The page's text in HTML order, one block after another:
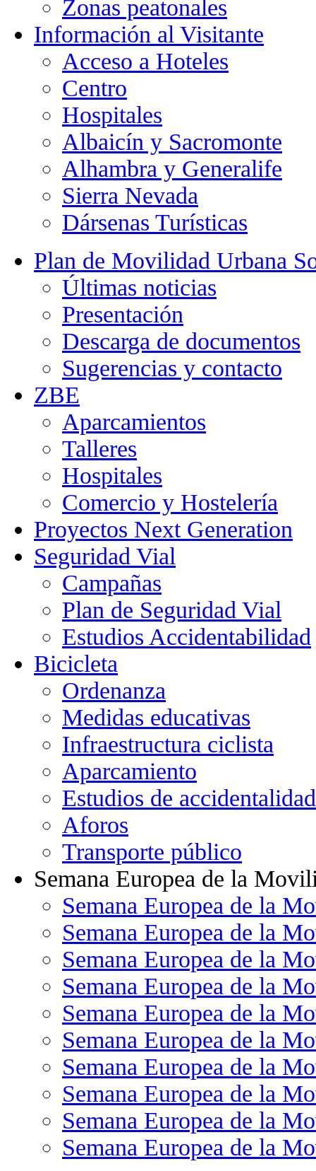
Zonas peatonales
Información al Visitante
Acceso a Hoteles
Centro
Hospitales
Albaicín y Sacromonte
Alhambra y Generalife
Sierra Nevada
Dársenas Turísticas
Plan de Movilidad Urbana
Últimas noticias
Presentación
Descarga de documentos
Sugerencias y contacto
ZBE
Aparcamientos
Talleres
Hospitales
Comercio y Hostelería
Proyectos Next Generation
Seguridad Vial
Campañas
Plan de Seguridad Vial
Estudios Accidentabilidad
Bicicleta
Ordenanza
Medidas educativas
Infraestructura ciclista
Aparcamiento
Estudios de accidentalidad
Aforos
Transporte público
Semana Europea de la
Semana Europea de la
Semana Europea de la
Semana Europea de la
Semana Europea de la
Semana Europea de la
Semana Europea de la
Semana Europea de la
Semana Europea de la
Semana Europea de la
Semana Europea de la